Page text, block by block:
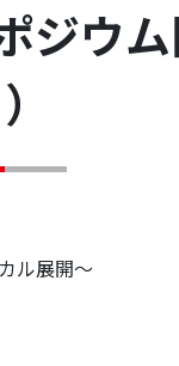
ジウ
ル展開～